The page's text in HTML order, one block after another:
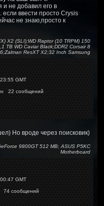
и не добавил его в
если ввести просто Crysis
не знаю,просто к
X2 (SLI);WD Raptor (10 TRPM) 150
TB WD Caviar Black;DDR2 Corsair 8
ResXT X2;32 Inch Samsung
GMT
22 сообщений
Но вроде через поисковик)
9800GT 512 MB; ASUS P5KC
Motherboard
GMT
74 сообщений